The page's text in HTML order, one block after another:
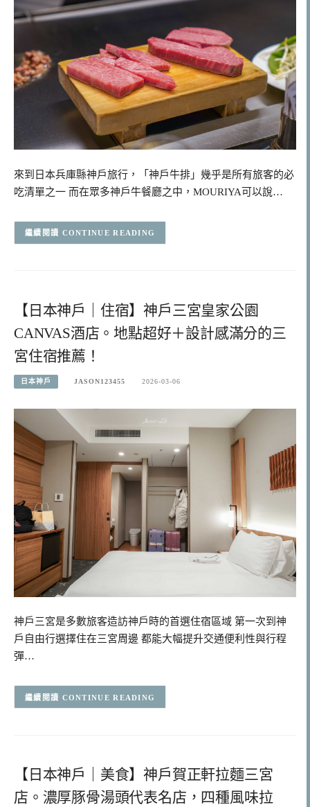
來到日本兵庫縣神戶旅行，「神戶牛排」幾乎是所有旅客的必
吃清單之一 而在眾多神戶牛餐廳之中，MOURIYA可以說…
CONTINUE READING
【日本神戶｜住宿】神戶三宮皇家公園
CANVAS酒店。地點超好＋設計感滿分的三
宮住宿推薦！
日本神戶 JASON123455 2026-03-06
神戶三宮是多數旅客造訪神戶時的首選住宿區域 第一次到神
戶自由行選擇住在三宮周邊 都能大幅提升交通便利性與行程
彈…
CONTINUE READING
【日本神戶｜美食】神戶賀正軒拉麵三宮
店。濃厚豚骨湯頭代表名店，四種風味拉